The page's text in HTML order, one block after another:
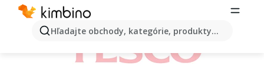
Hľadajte obchody, kategórie, produkty...